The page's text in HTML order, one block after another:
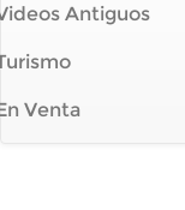
Antiguos
Venta